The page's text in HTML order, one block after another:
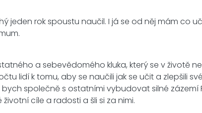
jeden rok spoustu naučil. I já se od něj mám co
a sebevědomého kluka, který se v životě
lidí k tomu, aby se naučili jak se učit a zlepšili
společně s ostatními vybudovat silné
cíle a radosti a šli si za nimi.